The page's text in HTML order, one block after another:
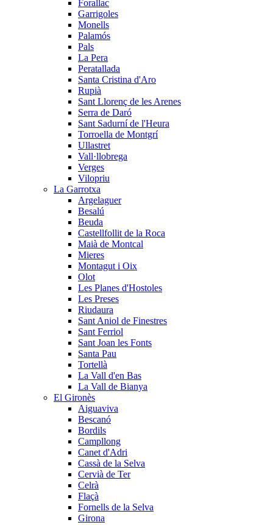
Forallac
Garrigoles
Monells
Palamós
Pals
La Pera
Peratallada
Santa Cristina d'Aro
Rupià
Sant Llorenç de les Arenes
Serra de Daró
Sant Sadurní de l'Heura
Torroella de Montgrí
Ullastret
Vall·llobrega
Verges
Vilopriu
La Garrotxa
Argelaguer
Besalú
Beuda
Castellfollit de la Roca
Maià de Montcal
Mieres
Montagut i Oix
Olot
Les Planes d'Hostoles
Les Preses
Riudaura
Sant Aniol de Finestres
Sant Ferriol
Sant Joan les Fonts
Santa Pau
Tortellà
La Vall d'en Bas
La Vall de Bianya
El Gironès
Aiguaviva
Bescanó
Bordils
Campllong
Canet d'Adri
Cassà de la Selva
Cervià de Ter
Celrà
Flaçà
Fornells de la Selva
Girona